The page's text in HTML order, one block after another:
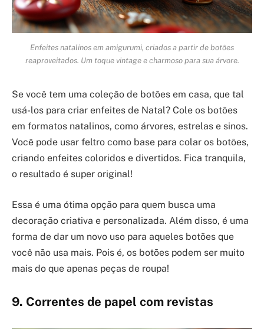
Enfeites natalinos em amigurumi, criados a partir de botões
reaproveitados. Um toque vintage e charmoso para sua árvore.
Se você tem uma coleção de botões em casa, que tal
usá-los para criar enfeites de Natal? Cole os botões
em formatos natalinos, como árvores, estrelas e sinos.
Você pode usar feltro como base para colar os botões,
criando enfeites coloridos e divertidos. Fica tranquila,
o resultado é super original!
Essa é uma ótima opção para quem busca uma
decoração criativa e personalizada. Além disso, é uma
forma de dar um novo uso para aqueles botões que
você não usa mais. Pois é, os botões podem ser muito
mais do que apenas peças de roupa!
9. Correntes de papel com revistas